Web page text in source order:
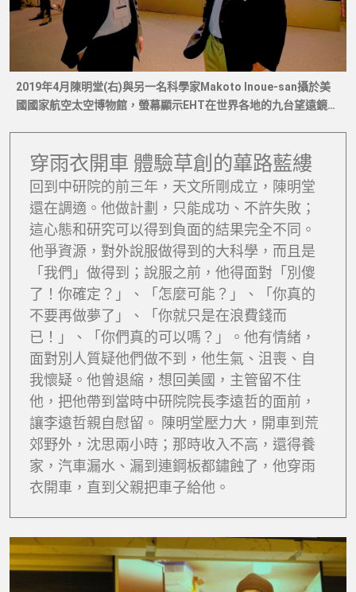
2019年4月陳明堂(右)與另一名科學家Makoto Inoue-san攝於美
國國家航空太空博物館，螢幕顯示EHT在世界各地的九台望遠鏡，
穿雨衣開車 體驗草創的蓽路藍縷
回到中研院的前三年，天文所剛成立，陳明堂
還在調適。他做計劃，只能成功、不許失敗；
這心態和研究可以得到負面的結果完全不同。
他爭資源，對外說服做得到的大科學，而且是
「我們」做得到；說服之前，他得面對「別傻
了！你確定？」、「怎麼可能？」、「你真的
不要再做夢了」、「你就只是在浪費錢而
已！」、「你們真的可以嗎？」。他有情緒，
面對別人質疑他們做不到，他生氣、沮喪、自
我懷疑。他曾退縮，想回美國，主管留不住
他，把他帶到當時中研院院長李遠哲的面前，
讓李遠哲親自慰留。 陳明堂壓力大，開車到荒
郊野外，沈思兩小時；那時收入不高，還得養
家，汽車漏水、漏到連鋼板都鏽蝕了，他穿雨
衣開車，直到父親把車子給他。